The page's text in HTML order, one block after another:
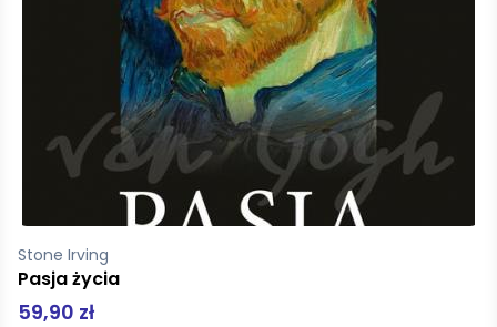
pz
Lubię kolorować Dinozaury
12,50 zł